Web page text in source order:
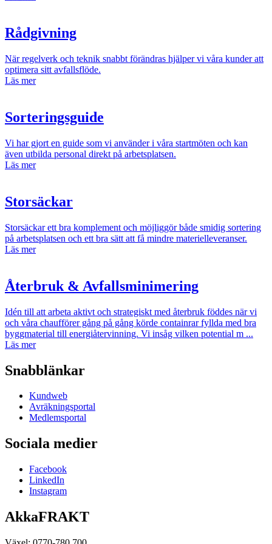
Rådgivning
När regelverk och teknik snabbt förändras hjälper vi våra kunder att
optimera sitt avfallsflöde.
Läs mer
Sorteringsguide
Vi har gjort en guide som vi använder i våra startmöten och kan
även utbilda personal direkt på arbetsplatsen.
Läs mer
Storsäckar
Storsäckar ett bra komplement och möjliggör både smidig sortering
på arbetsplatsen och ett bra sätt att få mindre materielleveranser.
Läs mer
Återbruk & Avfallsminimering
Idén till att arbeta aktivt och strategiskt med återbruk föddes när vi
och våra chaufförer gång på gång körde containrar fyllda med bra
byggmaterial till energiåtervinning. Vi insåg vilken potential m ...
Läs mer
Snabblänkar
Kundweb
Avräkningsportal
Medlemsportal
Sociala medier
Facebook
LinkedIn
Instagram
AkkaFRAKT